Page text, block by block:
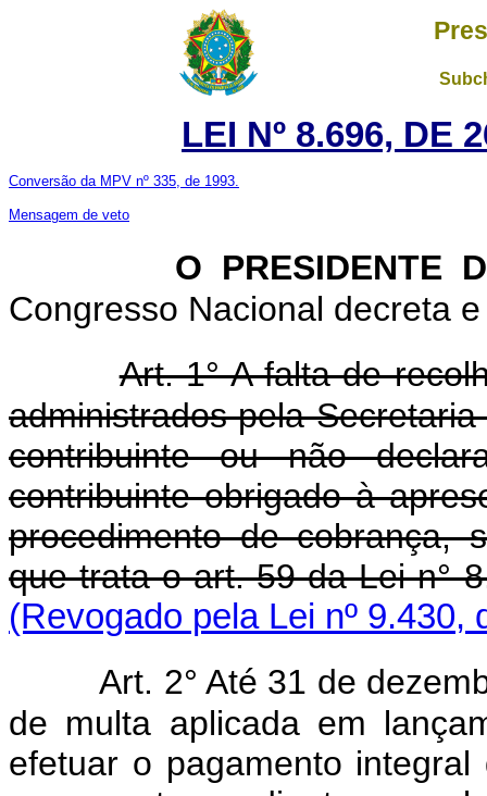
LEI Nº 8.696, DE
Conversão da MPV nº 335, de 1993.
Mensagem de veto
O PRESIDENTE
Congresso Nacional decreta
Art. 1° A falta de
administrados pela
contribuinte ou não
contribuinte obrigado à
procedimento de cobrança,
que trata o art. 59 da Lei n°
(Revogado pela Lei nº 9.430,
Art. 2° Até 31 de
de multa aplicada em
efetuar o pagamento